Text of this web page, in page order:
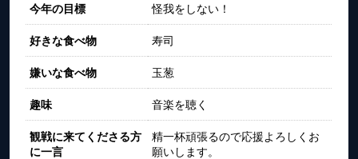
今年の目標 怪我をしない！
好きな食べ物 寿司
嫌いな食べ物 玉葱
趣味 音楽を聴く
観戦に来てくださる方
に一言
精一杯頑張るので応援よろしくお
願いします。